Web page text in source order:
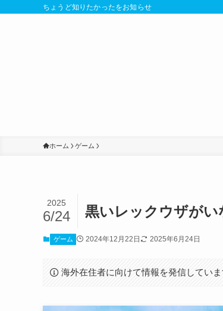
ちょうど知りたかったをお知らせ
ホーム ゲーム
黒いレックウザがい
2025
6/24
ゲーム 2024年12月22日 2025年6月24日
海外在住者に向けて情報を発信していま